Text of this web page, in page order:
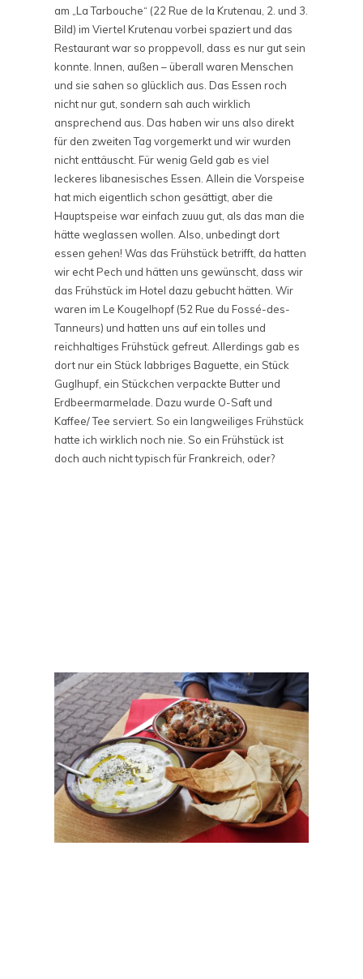
am „La Tarbouche“ (22 Rue de la Krutenau, 2. und 3.
Bild) im Viertel Krutenau vorbei spaziert und das
Restaurant war so proppevoll, dass es nur gut sein
konnte. Innen, außen – überall waren Menschen
und sie sahen so glücklich aus. Das Essen roch
nicht nur gut, sondern sah auch wirklich
ansprechend aus. Das haben wir uns also direkt
für den zweiten Tag vorgemerkt und wir wurden
nicht enttäuscht. Für wenig Geld gab es viel
leckeres libanesisches Essen. Allein die Vorspeise
hat mich eigentlich schon gesättigt, aber die
Hauptspeise war einfach zuuu gut, als das man die
hätte weglassen wollen. Also, unbedingt dort
essen gehen! Was das Frühstück betrifft, da hatten
wir echt Pech und hätten uns gewünscht, dass wir
das Frühstück im Hotel dazu gebucht hätten. Wir
waren im Le Kougelhopf (52 Rue du Fossé-des-
Tanneurs) und hatten uns auf ein tolles und
reichhaltiges Frühstück gefreut. Allerdings gab es
dort nur ein Stück labbriges Baguette, ein Stück
Guglhupf, ein Stückchen verpackte Butter und
Erdbeermarmelade. Dazu wurde O-Saft und
Kaffee/ Tee serviert. So ein langweiliges Frühstück
hatte ich wirklich noch nie. So ein Frühstück ist
doch auch nicht typisch für Frankreich, oder?